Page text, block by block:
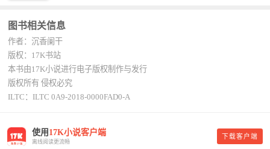
呢？” “回杨总，开车太堵，已经给你安排了直升
机。” 从此，开启杨小天的百亿富翁之旅，只有他不
敢想的，没有秘书办不到的。
图书相关信息
作者：沉香阑干
版权：17K书站
本书由17K小说进行电子版权制作与发行
版权所有 侵权必究
ILTC：ILTC 0A9-2018-0000FAD0-A
使用 17K小说客户端
离线阅读更流畅
下载客户端